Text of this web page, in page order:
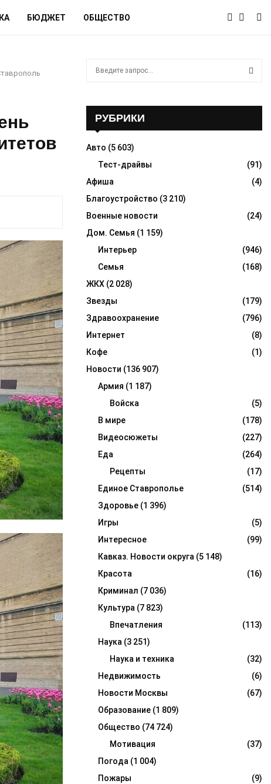
БЮДЖЕТ ОБЩЕСТВО
o
R
C
H
РУБРИКИ
Авто (5 603)
Тест-драйвы
(91)
Афиша
(4)
Благоустройство (3 210)
Военные новости
(24)
Дом. Семья (1 159)
Интерьер
(946)
Семья
(168)
ЖКХ (2 028)
Звезды
(179)
Здравоохранение
(796)
Интернет
(8)
Кофе
(1)
Новости (136 907)
Армия (1 187)
Войска
(5)
В мире
(178)
Видеосюжеты
(227)
Еда
(264)
Рецепты
(17)
Единое Ставрополье
(514)
Здоровье (1 396)
Игры
(5)
Интересное
(99)
Кавказ. Новости округа (5 148)
Красота
(16)
Криминал (7 036)
Культура (7 823)
Впечатления
(113)
Наука (3 251)
Наука и техника
(32)
Недвижимость
(6)
Новости Москвы
(67)
Образование (1 809)
Общество (74 724)
Мотивация
(37)
Погода (1 004)
Пожары
(9)